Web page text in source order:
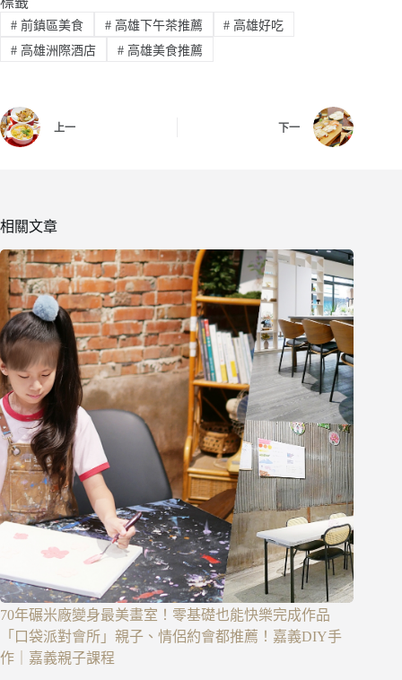
#前鎮區美食 #高雄下午茶推薦 # 高雄好吃
#高雄洲際酒店 #高雄美食推薦
上一 下一
相關文章
70年碾米廠變身最美畫室！零基礎也能快樂完成作品
「口袋派對會所」親子、情侶約會都推薦！嘉義DIY手
作｜嘉義親子課程